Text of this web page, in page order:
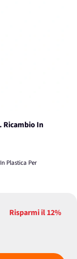
Ricambio In
Plastica Per
Risparmi il12%